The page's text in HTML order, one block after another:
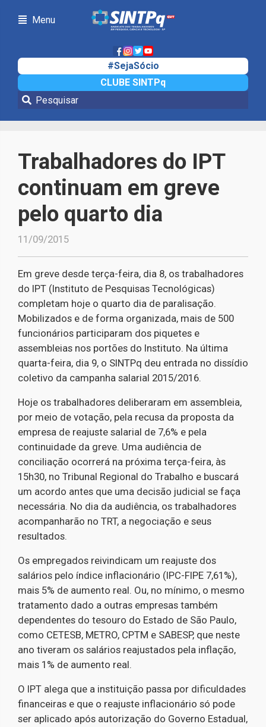
Menu
#SejaSócio
CLUBE SINTPq
Notícias
Trabalhadores do IPT
continuam em greve
pelo quarto dia
11/09/2015
Em greve desde terça-feira, dia 8, os trabalhadores
do IPT (Instituto de Pesquisas Tecnológicas)
completam hoje o quarto dia de paralisação.
Mobilizados e de forma organizada, mais de 500
funcionários participaram dos piquetes e
assembleias nos portões do Instituto. Na última
quarta-feira, dia 9, o SINTPq deu entrada no dissídio
coletivo da campanha salarial 2015/2016.
Hoje os trabalhadores deliberaram em assembleia,
por meio de votação, pela recusa da proposta da
empresa de reajuste salarial de 7,6% e pela
continuidade da greve. Uma audiência de
conciliação ocorrerá na próxima terça-feira, às
15h30, no Tribunal Regional do Trabalho e buscará
um acordo antes que uma decisão judicial se faça
necessária. No dia da audiência, os trabalhadores
acompanharão no TRT, a negociação e seus
resultados.
Os empregados reivindicam um reajuste dos
salários pelo índice inflacionário (IPC-FIPE 7,61%),
mais 5% de aumento real. Ou, no mínimo, o mesmo
tratamento dado a outras empresas também
dependentes do tesouro do Estado de São Paulo,
como CETESB, METRO, CPTM e SABESP, que neste
ano tiveram os salários reajustados pela inflação,
mais 1% de aumento real.
O IPT alega que a instituição passa por dificuldades
financeiras e que o reajuste inflacionário só pode
ser aplicado após autorização do Governo Estadual,